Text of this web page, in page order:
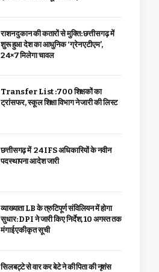
राशन दुकान की कतारों से मुक्ति: छत्तीसगढ़ में
शुरू हुआ देश का आधुनिक ‘ग्रेन एटीएम’,
24×7 मिलेगा चावल
Transfer List :700 शिक्षकों का
ट्रांसफर, स्कूल शिक्षा विभाग ने जारी की लिस्ट
छत्तीसगढ़ में 24 IFS अधिकारियों के नवीन
पदस्थापना आदेश जारी
व्याख्याता LB के त्रुटिपूर्ण संविलियन में होगा
सुधार: DPI ने जारी किए निर्देश, 10 अगस्त तक
मंगाई एकीकृत सूची
सिलबट्टे से वार कर बेटे ने की पिता की नृशंस